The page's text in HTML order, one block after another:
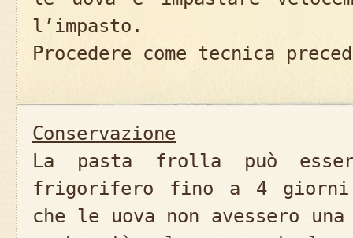
l’impasto.
Procedere come tecnica
Conservazione
La pasta frolla può
frigorifero fino a 4 giorni
che le uova non avessero